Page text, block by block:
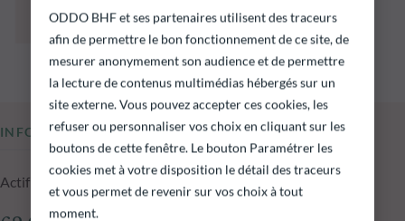
sont pas constantes dans le temps.
INFORMATIONS CLÉS
Actif net du fonds au 05.08.2026
ODDO BHF et ses partenaires utilisent des traceurs
afin de permettre le bon fonctionnement de ce site, de
mesurer anonymement son audience et de permettre
la lecture de contenus multimédias hébergés sur un
site externe. Vous pouvez accepter ces cookies, les
refuser ou personnaliser vos choix en cliquant sur les
boutons de cette fenêtre. Le bouton Paramétrer les
cookies met à votre disposition le détail des traceurs
et vous permet de revenir sur vos choix à tout
moment.